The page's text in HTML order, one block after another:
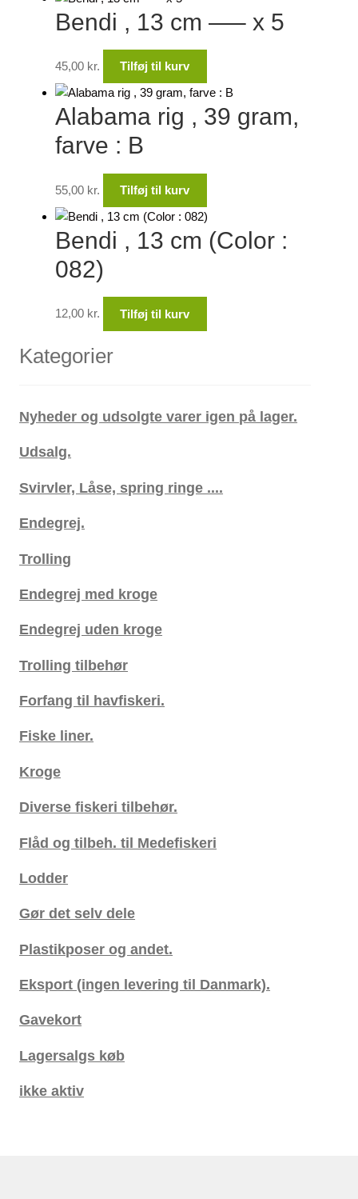
Bendi , 13 cm —– x 5
45,00 kr. Tilføj til kurv
Alabama rig , 39 gram,
farve : B
55,00 kr. Tilføj til kurv
Bendi , 13 cm (Color :
082)
12,00 kr. Tilføj til kurv
Kategorier
Nyheder og udsolgte varer igen på lager.
Udsalg.
Svirvler, Låse, spring ringe ....
Endegrej.
Trolling
Endegrej med kroge
Endegrej uden kroge
Trolling tilbehør
Forfang til havfiskeri.
Fiske liner.
Kroge
Diverse fiskeri tilbehør.
Flåd og tilbeh. til Medefiskeri
Lodder
Gør det selv dele
Plastikposer og andet.
Eksport (ingen levering til Danmark).
Gavekort
Lagersalgs køb
ikke aktiv